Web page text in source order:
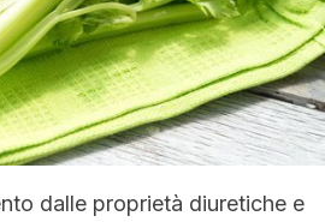
dalle proprietà diuretiche e